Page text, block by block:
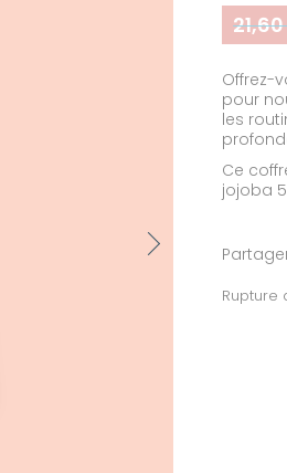
Next
Offrez-
pour
les
Ce
jojoba
Rupture